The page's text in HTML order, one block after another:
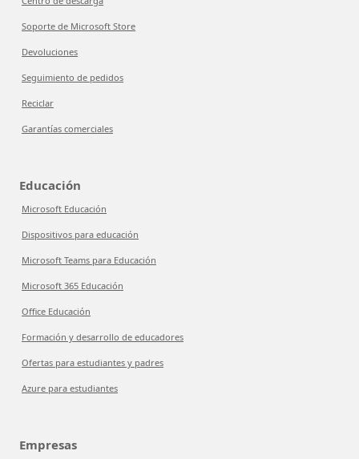
Soporte de Microsoft Store
Devoluciones
Seguimiento de pedidos
Reciclar
Garantías comerciales
Educación
Microsoft Educación
Dispositivos para educación
Microsoft Teams para Educación
Microsoft 365 Educación
Office Educación
Formación y desarrollo de educadores
Ofertas para estudiantes y padres
Azure para estudiantes
Empresas